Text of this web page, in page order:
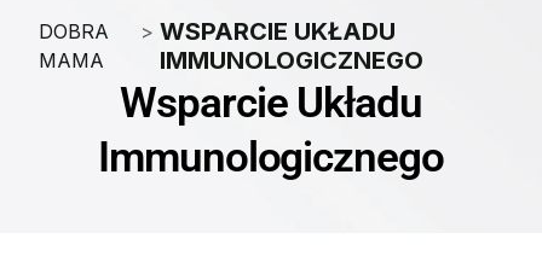
DOBRA
MAMA
> WSPARCIE UKŁADU
IMMUNOLOGICZNEGO
Wsparcie Układu
Immunologicznego